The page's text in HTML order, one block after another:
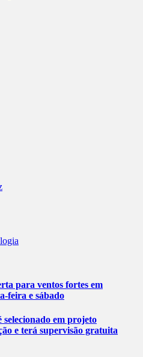
para ventos fortes em
feira e sábado
em projeto
e terá supervisão gratuita